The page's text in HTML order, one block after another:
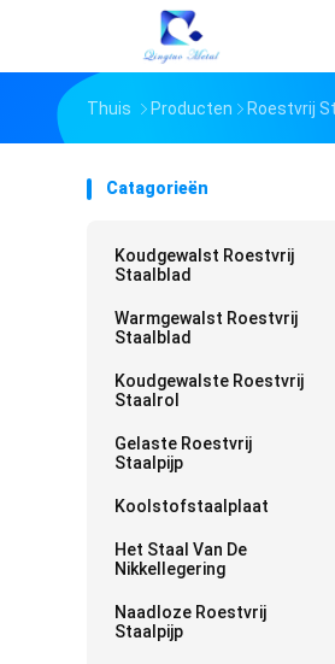
Thuis Producten Roestvrij
Catagorieën
Koudgewalst Roestvrij
Staalblad
Warmgewalst Roestvrij
Staalblad
Koudgewalste Roestvrij
Staalrol
Gelaste Roestvrij
Staalpijp
Koolstofstaalplaat
Het Staal Van De
Nikkellegering
Naadloze Roestvrij
Staalpijp